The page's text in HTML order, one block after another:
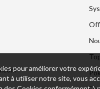
pour améliorer votre
à utiliser notre site, vous